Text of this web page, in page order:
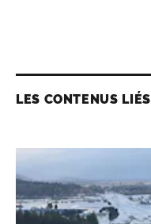
LES CONTENUS LIÉS